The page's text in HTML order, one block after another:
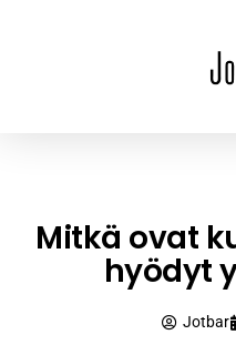
Mitkä ovat
hyödyt
Jotbar